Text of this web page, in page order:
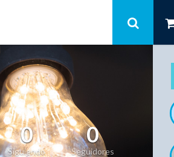
0
Siguiendo
0
Seguidores